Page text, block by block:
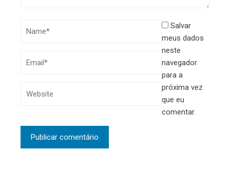
Salvar
meus dados
neste
navegador
para a
próxima vez
que eu
comentar.